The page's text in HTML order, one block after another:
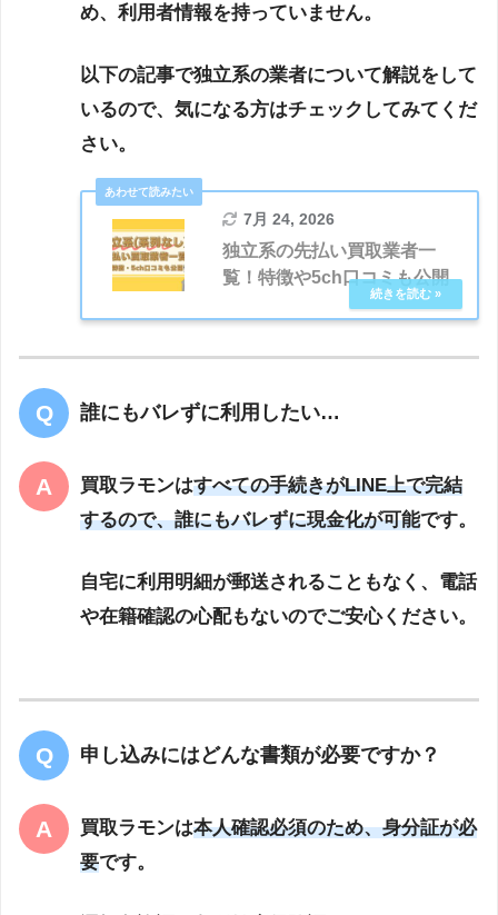
め、利用者情報を持っていません。
以下の記事で独立系の業者について解説をして
いるので、気になる方はチェックしてみてくだ
さい。
7月 24, 2026
独立系の先払い買取業者一
覧！特徴や5ch口コミも公開
誰にもバレずに利用したい…
買取ラモンはすべての手続きがLINE上で完結
するので、誰にもバレずに現金化が可能です。
自宅に利用明細が郵送されることもなく、電話
や在籍確認の心配もないのでご安心ください。
申し込みにはどんな書類が必要ですか？
買取ラモンは本人確認必須のため、身分証が必
要です。